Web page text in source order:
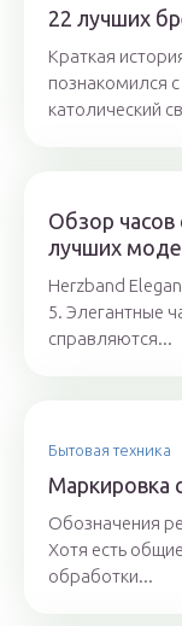
22 лучших
Краткая
познакомился
католический
Обзор
лучших
Herzband
5. Элегантные
справляются...
Бытовая техника
Маркировка
Обозначения
Хотя есть
обработки...